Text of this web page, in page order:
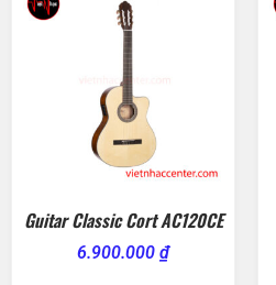
Guitar Classic Cort AC120CE
6.900.000 ₫